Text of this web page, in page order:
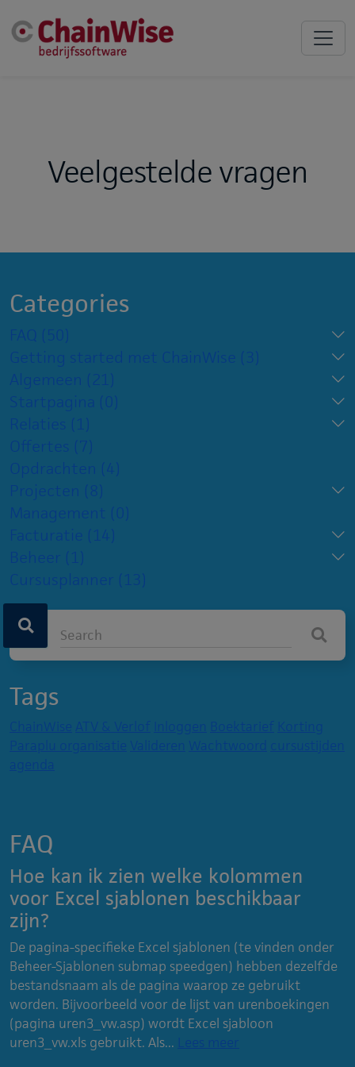
Veelgestelde vragen
Categories
FAQ (50)
Getting started met ChainWise (3)
Algemeen (21)
Startpagina (0)
Relaties (1)
Offertes (7)
Opdrachten (4)
Projecten (8)
Management (0)
Facturatie (14)
Beheer (1)
Cursusplanner (13)
Tags
ChainWise ATV & Verlof Inloggen Boektarief Korting
Paraplu organisatie Valideren Wachtwoord
cursustijden
agenda
FAQ
Hoe kan ik zien welke kolommen
voor Excel sjablonen beschikbaar
zijn?
De pagina-specifieke Excel sjablonen (te vinden onder
Beheer-Sjablonen submap speedgen) hebben dezelfde
bestandsnaam als de pagina waarop ze gebruikt
worden. Bijvoorbeeld voor de lijst van urenboekingen
(pagina uren3_vw.asp) wordt Excel sjabloon
uren3_vw.xls gebruikt. Als... Lees meer